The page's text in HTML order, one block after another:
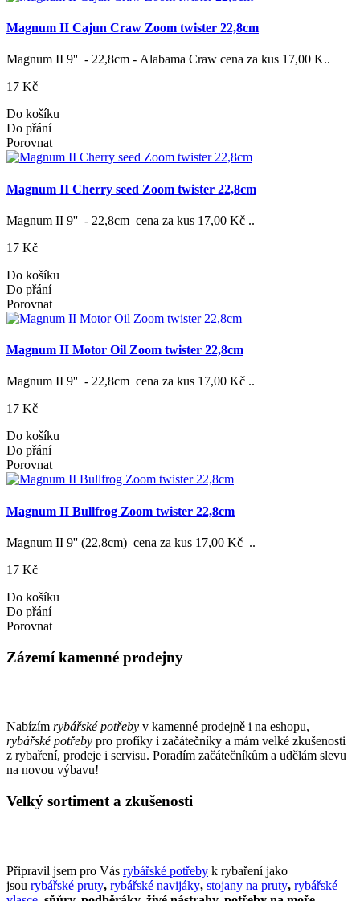
Magnum II Cajun Craw Zoom twister 22,8cm
Magnum II 9'' - 22,8cm - Alabama Craw cena za kus 17,00 K..
17 Kč
Do košíku
Do přání
Porovnat
Magnum II Cherry seed Zoom twister 22,8cm
Magnum II 9'' - 22,8cm cena za kus 17,00 Kč ..
17 Kč
Do košíku
Do přání
Porovnat
Magnum II Motor Oil Zoom twister 22,8cm
Magnum II 9'' - 22,8cm cena za kus 17,00 Kč ..
17 Kč
Do košíku
Do přání
Porovnat
Magnum II Bullfrog Zoom twister 22,8cm
Magnum II 9'' (22,8cm) cena za kus 17,00 Kč ..
17 Kč
Do košíku
Do přání
Porovnat
Zázemí kamenné prodejny
Nabízím rybářské potřeby v kamenné prodejně i na eshopu,
rybářské potřeby pro profíky i začátečníky a mám velké zkušenosti
z rybaření, prodeje i servisu. Poradím začátečníkům a udělám slevu
na novou výbavu!
Velký sortiment a zkušenosti
Připravil jsem pro Vás rybářské potřeby k rybaření jako
jsou rybářské pruty, rybářské navijáky, stojany na pruty, rybářské